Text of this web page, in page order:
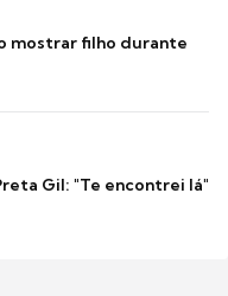
mostrar filho durante
Gil: "Te encontrei lá"